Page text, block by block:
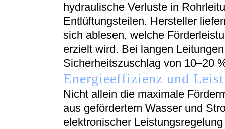
hydraulische Verluste in
Entlüftungsteilen. Hersteller
sich ablesen, welche
erzielt wird. Bei langen
Sicherheitszuschlag von 10–20
Energieeffizienz und
Nicht allein die maximale
aus gefördertem Wasser und
elektronischer